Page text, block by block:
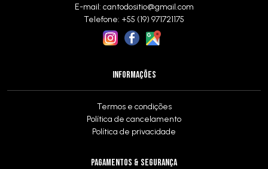
E-mail: cantodositio@gmail.com
Telefone: +55 (19) 971721175
INFORMAÇÕES
Termos e condições
Política de cancelamento
Política de privacidade
PAGAMENTOS & SEGURANÇA